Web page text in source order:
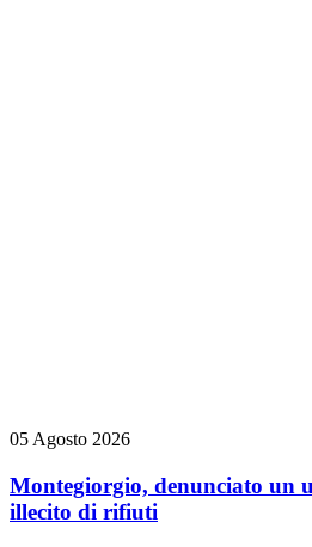
05 Agosto 2026
Montegiorgio, denunciato un
illecito di rifiuti